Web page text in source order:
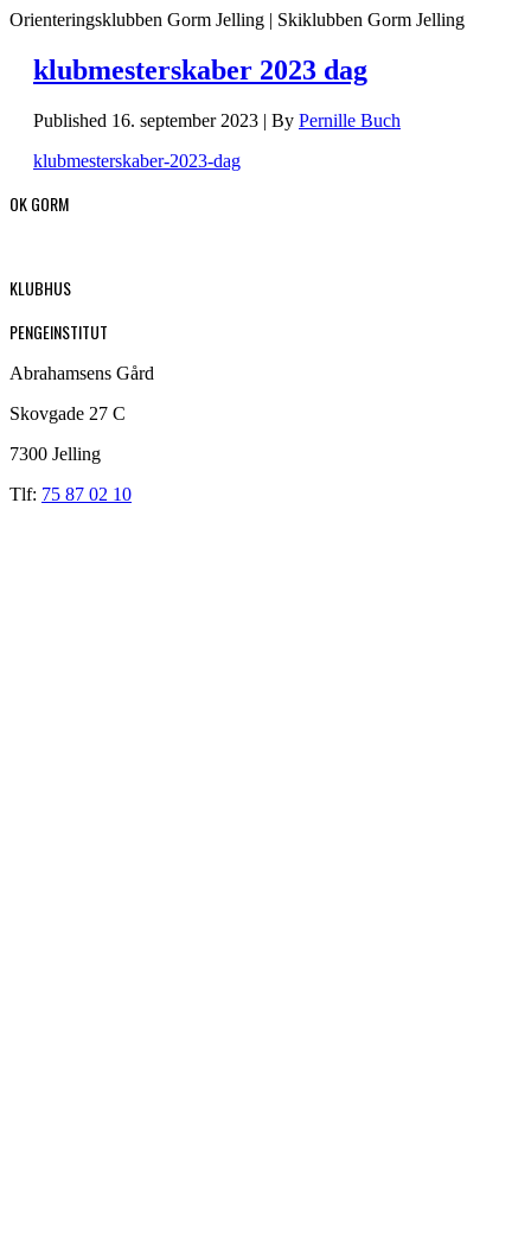
Orienteringsklubben Gorm Jelling | Skiklubben Gorm Jelling
klubmesterskaber 2023 dag
Published 16. september 2023 | By Pernille Buch
klubmesterskaber-2023-dag
OK GORM
KLUBHUS
PENGEINSTITUT
Abrahamsens Gård
Skovgade 27 C
7300 Jelling
Tlf: 75 87 02 10